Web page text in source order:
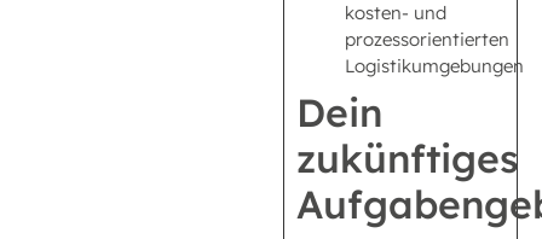
kosten- und
prozessorientierten
Logistikumgebungen
Dein
zukünftiges